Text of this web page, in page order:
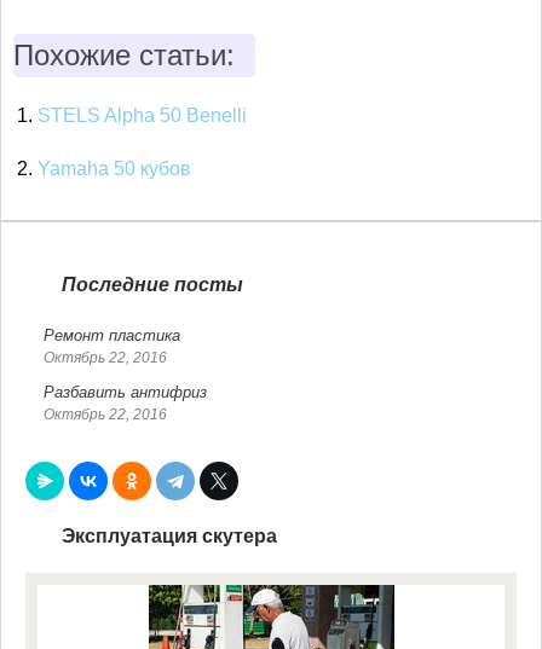
Похожие статьи:
STELS Alpha 50 Benelli
Yamaha 50 кубов
Последние посты
Ремонт пластика
Октябрь 22, 2016
Разбавить антифриз
Октябрь 22, 2016
Эксплуатация скутера